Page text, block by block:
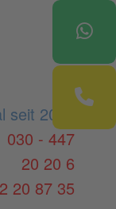
2003
030 - 447
20 20 6
20 87 35